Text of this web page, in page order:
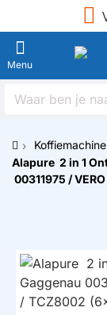
Waar
naar
op
zoek?
h
o
Koffiemachine
Alapure 2 in 1
00311975 /